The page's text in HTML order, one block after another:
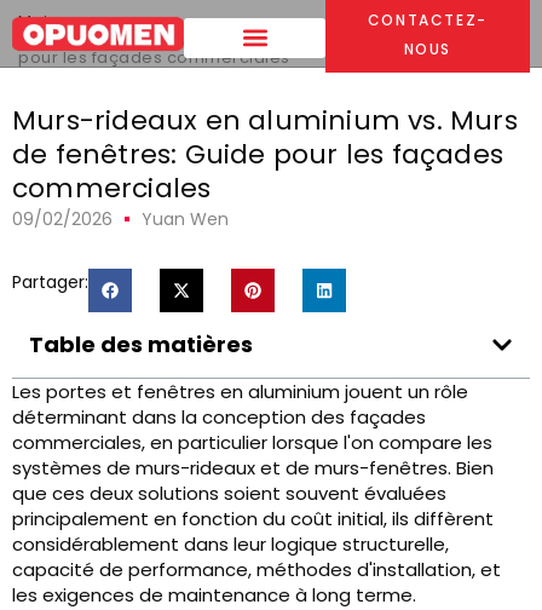
CONTACTEZ-
NOUS
Maison >
Murs-rideaux en aluminium vs. Murs de fenêtres: Guide
pour les façades commerciales
Murs-rideaux en aluminium vs. Murs
de fenêtres: Guide pour les façades
commerciales
09/02/2026 Yuan Wen
Partager:
Table des matières
Les portes et fenêtres en aluminium jouent un rôle
déterminant dans la conception des façades
commerciales, en particulier lorsque l'on compare les
systèmes de murs-rideaux et de murs-fenêtres. Bien
que ces deux solutions soient souvent évaluées
principalement en fonction du coût initial, ils diffèrent
considérablement dans leur logique structurelle,
capacité de performance, méthodes d'installation, et
les exigences de maintenance à long terme.